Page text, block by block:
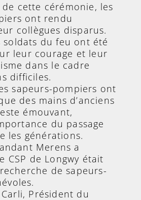
cette cérémonie, les
ont rendu
collègues disparus.
soldats du feu ont été
leur courage et leur
dans le cadre
difficiles.
sapeurs-pompiers ont
des mains d’anciens
émouvant,
du passage
les générations.
Merens a
CSP de Longwy était
de sapeurs-
Président du